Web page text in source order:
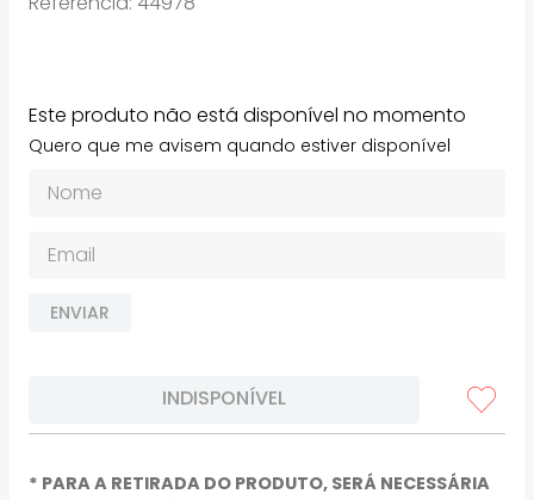
Este produto não está disponível no momento
Quero que me avisem quando estiver disponível
ENVIAR
INDISPONÍVEL
* PARA A RETIRADA DO PRODUTO, SERÁ NECESSÁRIA